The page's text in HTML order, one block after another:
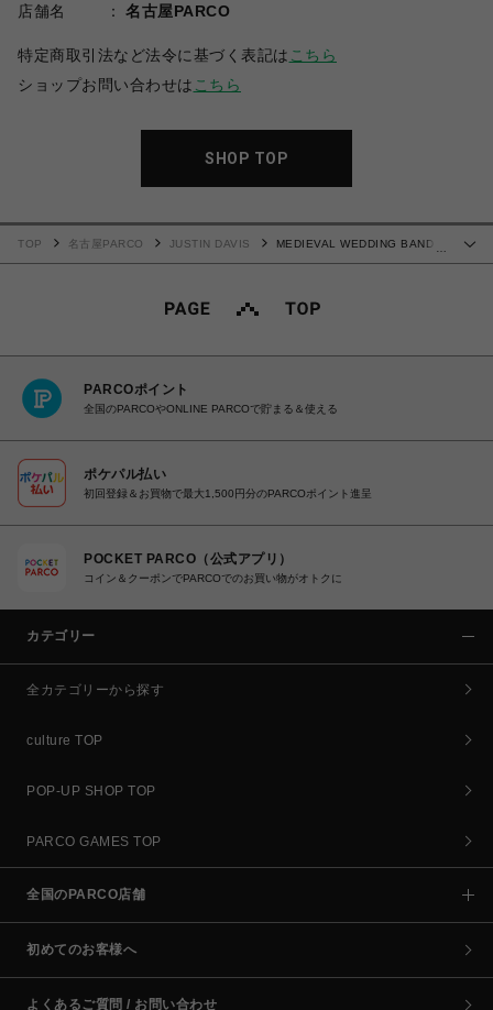
店舗名
名古屋PARCO
特定商取引法など法令に基づく表記は こちら
ショップお問い合わせは こちら
SHOP TOP
…
TOP 名古屋PARCO JUSTIN DAVIS
MEDIEVAL WEDDING BAND リ
PARCOポイント
全国のPARCOやONLINE PARCOで貯まる＆使える
ポケパル払い
初回登録＆お買物で最大1,500円分のPARCOポイント進呈
POCKET PARCO（公式アプリ）
コイン＆クーポンでPARCOでのお買い物がオトクに
カテゴリー
全カテゴリーから探す
culture TOP
POP-UP SHOP TOP
PARCO GAMES TOP
全国のPARCO店舗
初めてのお客様へ
よくあるご質問 / お問い合わせ